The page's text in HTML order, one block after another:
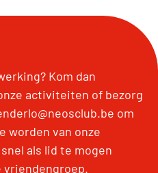
Kom dan
activiteiten of bezorg
om
worden van onze
als lid te mogen
vriendengroep.